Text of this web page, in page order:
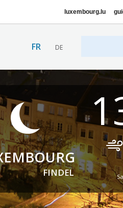
luxembourg.lu
FR DE
FINDEL